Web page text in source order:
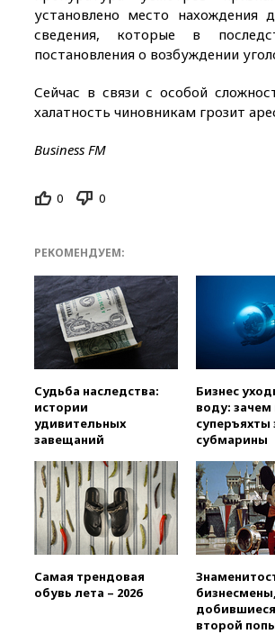
установлено место нахождения
сведения, которые в
постановления о возбуждении
Сейчас в связи с особой
халатность чиновникам грозит
Business FM
0 0
РЕКОМЕНДУЕМ:
Судьба наследства:
истории
удивительных
завещаний
Бизнес
воду: зачем
суперъяхты
субмарины
Самая трендовая
обувь лета – 2026
бизнесмены,
добившиеся
второй